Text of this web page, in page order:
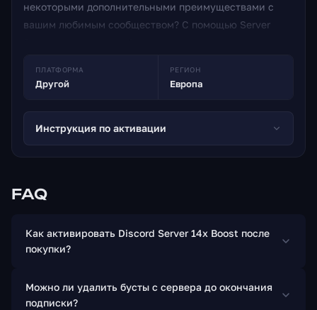
некоторыми дополнительными преимуществами с
вашим любимым сообществом? С помощью Server
улучшенные коллективные привилегии для
поделиться этими эпическими привилегиями с
остальным сообществом вашего сервера! Запустите
свои движки и приготовьтесь к B O O S T! Standard
и потоковая передача «Go Live»
ПЛАТФОРМА
Другой
РЕГИОН
Европа
Инструкция по активации
FAQ
Как активировать Discord Server 14x Boost после
покупки?
Можно ли удалить бусты с сервера до окончания
подписки?